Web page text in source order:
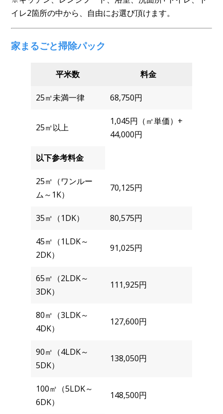
イレ2箇所の中から、自由にお選び頂けます。
家まるごと掃除パック
平米数 料金
25㎡未満一律 68,750円
25㎡以上
1,045円（㎡単価）+
44,000円
以下参考料金
25㎡（ワンルー
ム～1K）
70,125円
35㎡（1DK） 80,575円
45㎡（1LDK～
2DK）
91,025円
65㎡（2LDK～
3DK）
111,925円
80㎡（3LDK～
4DK）
127,600円
90㎡（4LDK～
5DK）
138,050円
100㎡（5LDK～
6DK）
148,500円